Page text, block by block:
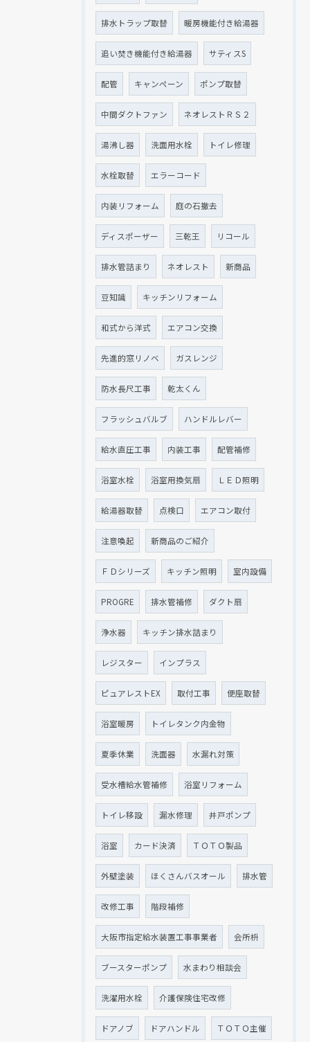
排水トラップ取替 暖房機能付き給湯器
追い焚き機能付き給湯器 サティスS
配管 キャンペーン ポンプ取替
中間ダクトファン ネオレストＲＳ２
湯沸し器 洗面用水栓 トイレ修理
水栓取替 エラーコード
内装リフォーム 庭の石撤去
ディスポーザー 三乾王 リコール
排水管詰まり ネオレスト 新商品
豆知識 キッチンリフォーム
和式から洋式 エアコン交換
先進的窓リノベ ガスレンジ
防水長尺工事 乾太くん
フラッシュバルブ ハンドルレバー
給水直圧工事 内装工事 配管補修
浴室水栓 浴室用換気扇 ＬＥＤ照明
給湯器取替 点検口 エアコン取付
注意喚起 新商品のご紹介
ＦＤシリーズ キッチン照明 室内設備
PROGRE 排水管補修 ダクト扇
浄水器 キッチン排水詰まり
レジスター インプラス
ピュアレストEX 取付工事 便座取替
浴室暖房 トイレタンク内金物
夏季休業 洗面器 水漏れ対策
受水槽給水管補修 浴室リフォーム
トイレ移設 漏水修理 井戸ポンプ
浴室 カード決済 ＴＯＴＯ製品
外壁塗装 ほくさんバスオール 排水管
改修工事 階段補修
大阪市指定給水装置工事事業者 会所枡
ブースターポンプ 水まわり相談会
洗濯用水栓 介護保険住宅改修
ドアノブ ドアハンドル ＴＯＴＯ主催